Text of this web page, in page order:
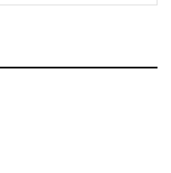
di Merauke,
Ngguti Bob,
SMK Negeri 1
program nasional